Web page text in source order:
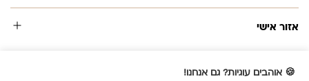
אזור אישי
🍪 אוהבים עוגיות? גם אנחנו!